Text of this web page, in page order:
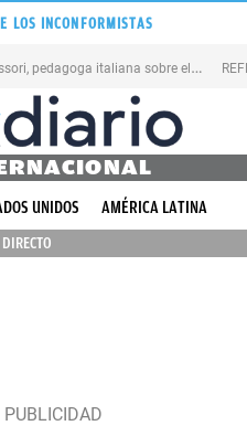
LOS INCONFORMISTAS
M
aría Montessori, pedagoga italiana sobre el ERROR
UNIDOS
AMÉRICA LATINA